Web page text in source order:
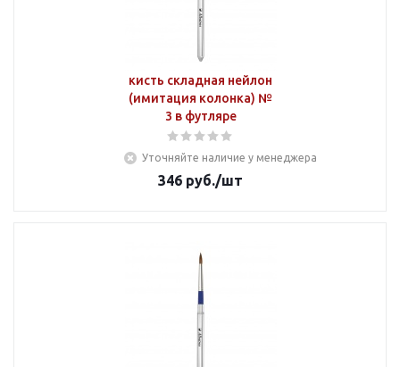
кисть складная нейлон
(имитация колонка) №
3 в футляре
Уточняйте наличие у менеджера
346 руб./шт